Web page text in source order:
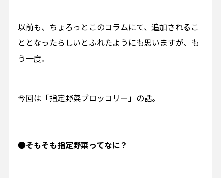
以前も、ちょろっとこのコラムにて、追加されるこ
ととなったらしいとふれたようにも思いますが、も
う一度。
今回は「指定野菜ブロッコリー」の話。
●そもそも指定野菜ってなに？